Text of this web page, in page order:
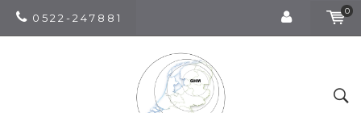
0 5 2 2 - 2 4 7 8 8 1
0